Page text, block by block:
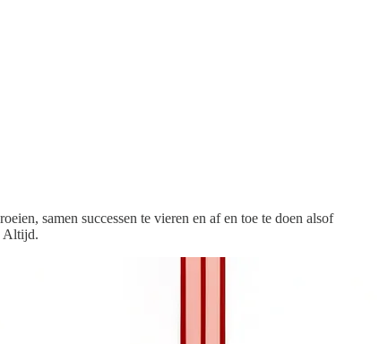
samen successen te vieren en af en toe te doen alsof
Altijd.